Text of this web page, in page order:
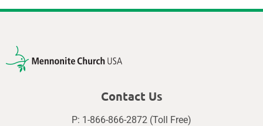
Contact Us
P: 1-866-866-2872 (Toll Free)